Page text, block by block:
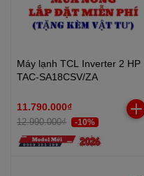
Máy lạnh TCL Inverter 2 HP
TAC-SA18CSV/ZA
11.790.000₫
12.990.000₫ -10%